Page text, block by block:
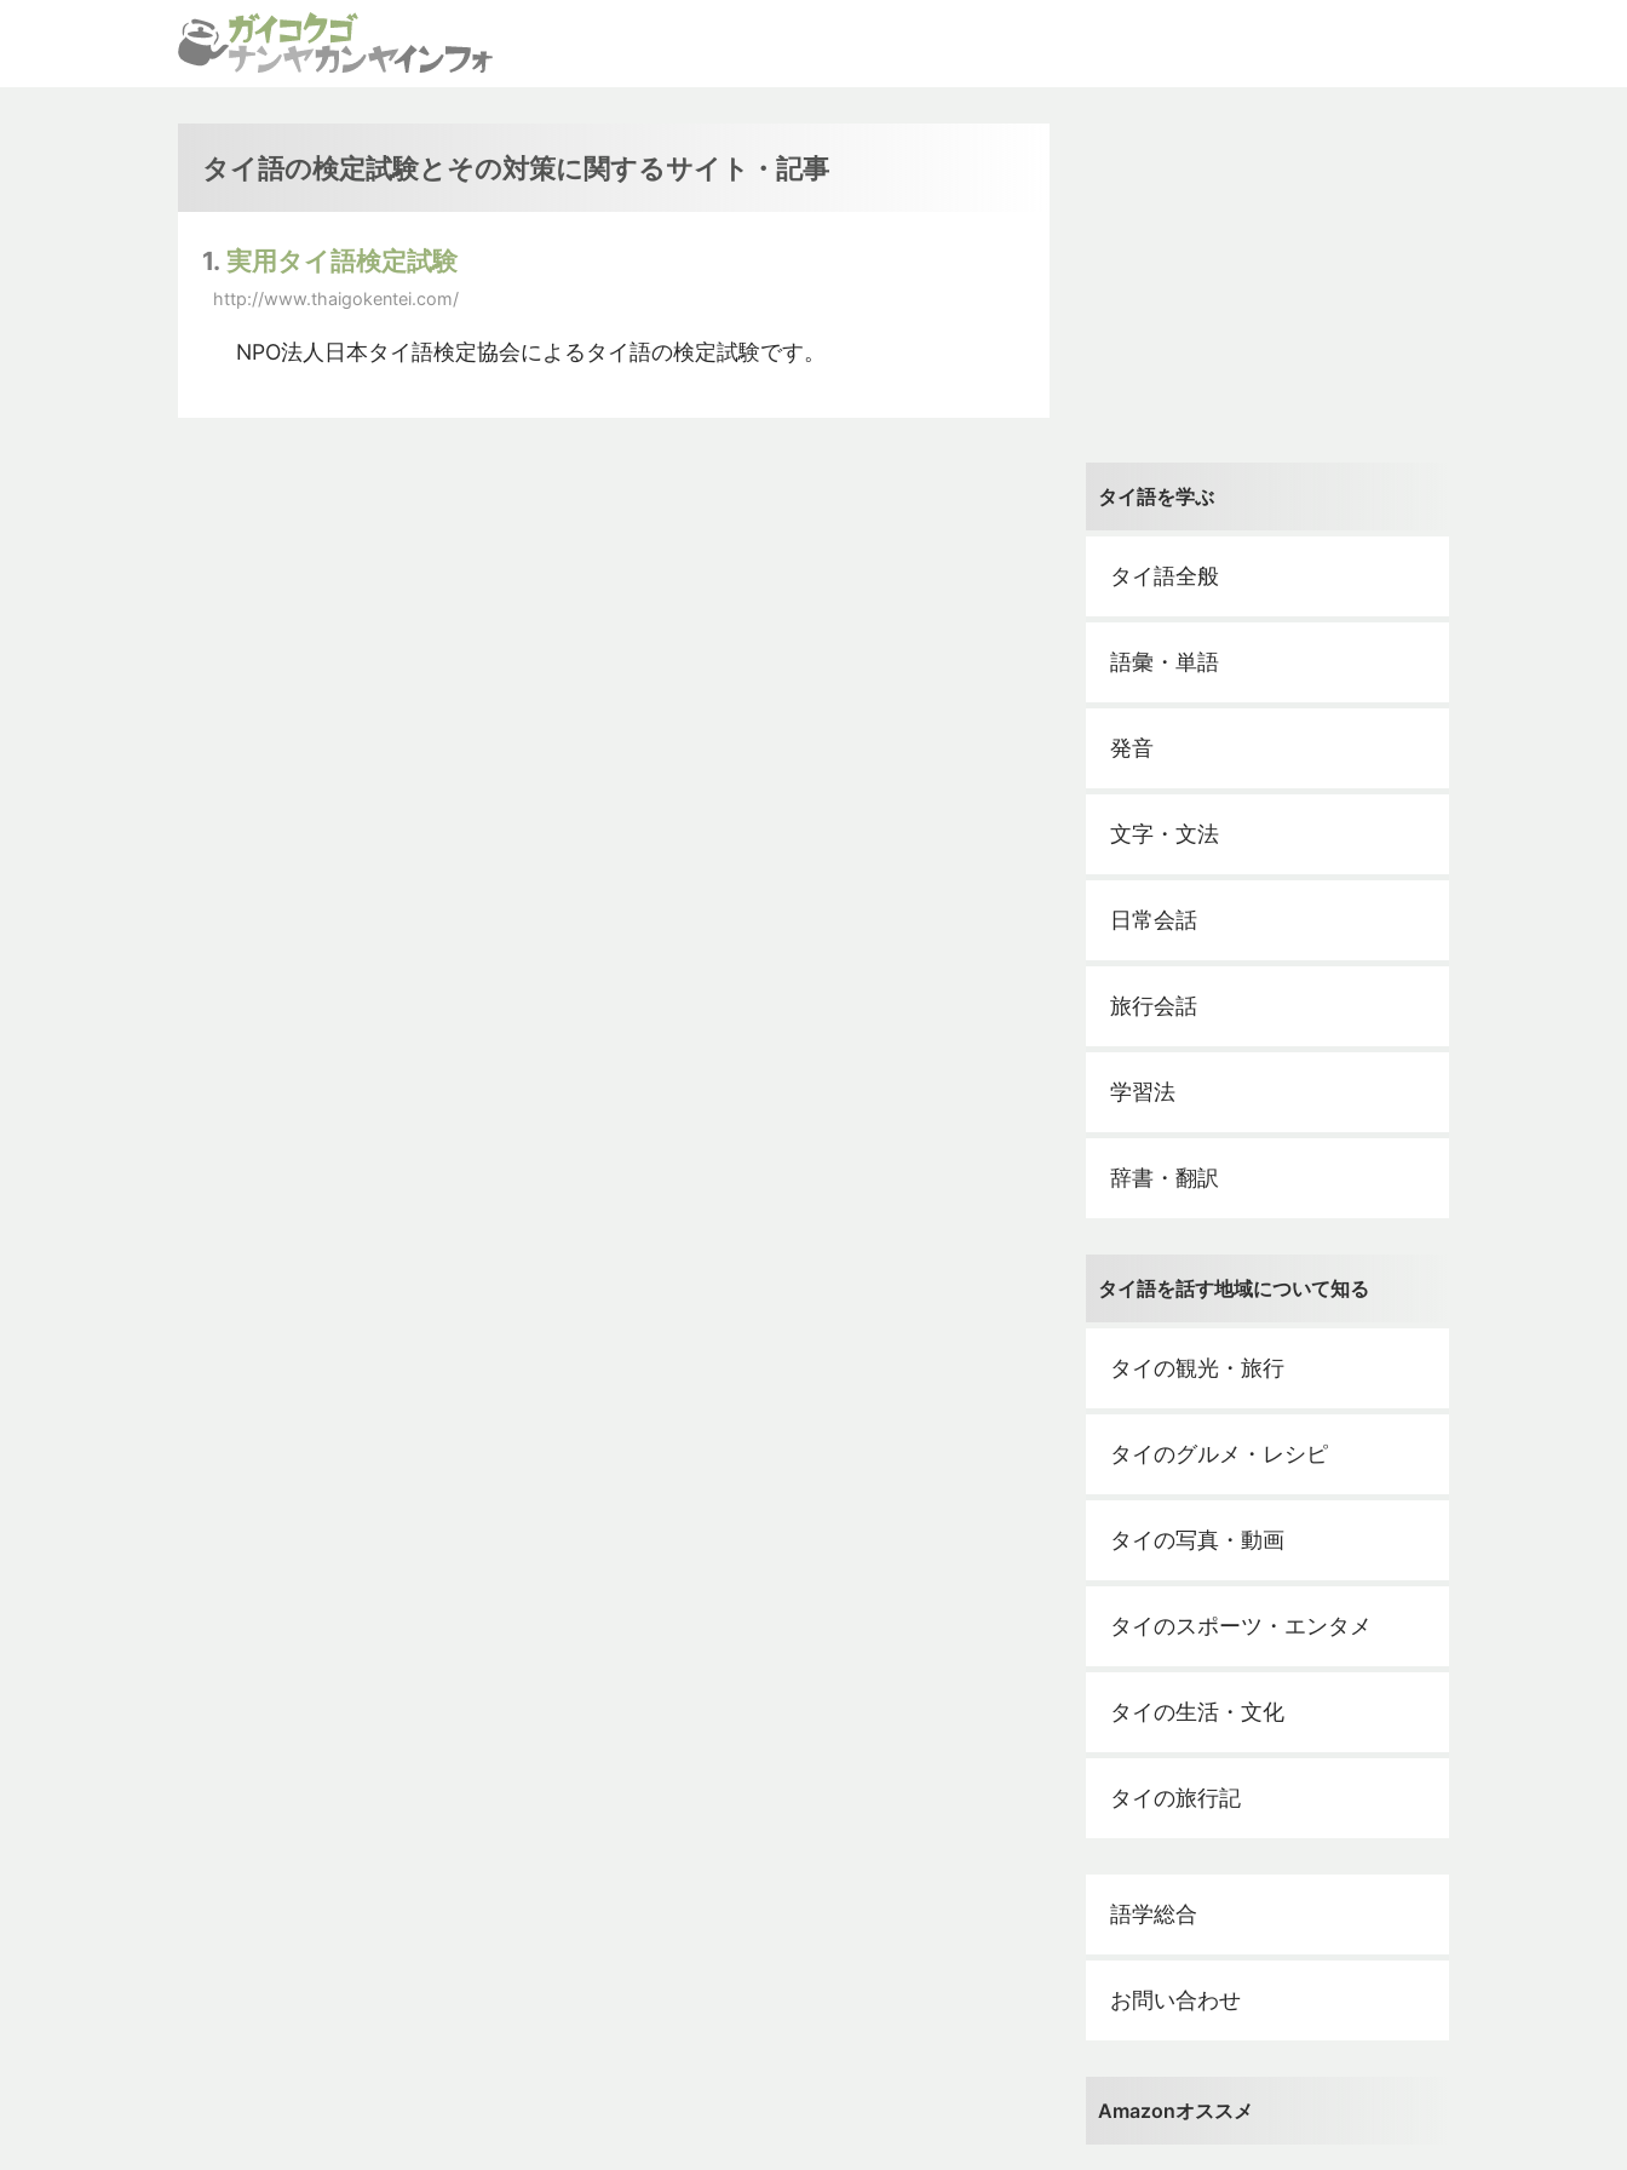
タイ語の検定試験とその対策に関するサイト・記事
1. 実用タイ語検定試験
http://www.thaigokentei.com/
NPO法人日本タイ語検定協会によるタイ語の検定試験です。
タイ語を学ぶ
タイ語全般
語彙・単語
発音
文字・文法
日常会話
旅行会話
学習法
辞書・翻訳
タイ語を話す地域について知る
タイの観光・旅行
タイのグルメ・レシピ
タイの写真・動画
タイのスポーツ・エンタメ
タイの生活・文化
タイの旅行記
語学総合
お問い合わせ
Amazonオススメ